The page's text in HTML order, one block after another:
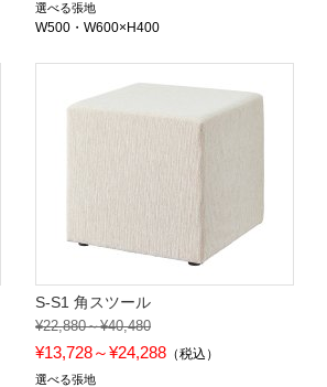
選べる張地
W500・W600×H400
S-S1 角スツール
¥22,880～¥40,480
¥13,728～¥24,288 （税込）
選べる張地